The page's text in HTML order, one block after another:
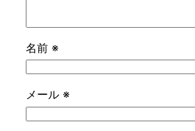
名前 ※
メール ※